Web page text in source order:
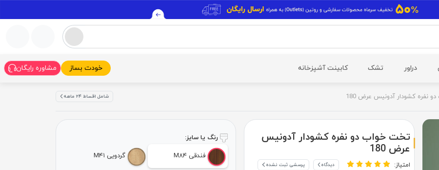
دراور تشک کابینت آشپزخانه خودت بساز مشاوره رایگان
نفره کشودار آدونیس عرض 180 شامل اقساط ۲۴ ماهه
تخت خواب دو نفره کشودار آدونیس
عرض 180
امتیاز: دیدگاه پرسشی ثبت نشده
رنگ یا سایز:
فندقی M۸۴ گردویی M۴۱